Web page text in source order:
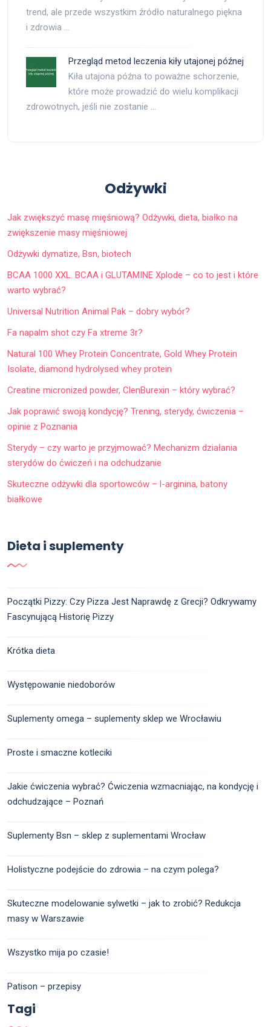
trend, ale przede wszystkim źródło naturalnego piękna
i zdrowia …
Przegląd metod leczenia kiły utajonej późnej
Kiła utajona późna to poważne schorzenie,
które może prowadzić do wielu komplikacji
zdrowotnych, jeśli nie zostanie …
Odżywki
Jak zwiększyć masę mięśniową? Odżywki, dieta, białko na
zwiększenie masy mięśniowej
Odżywki dymatize, Bsn, biotech
BCAA 1000 XXL. BCAA i GLUTAMINE Xplode – co to jest i które
warto wybrać?
Universal Nutrition Animal Pak – dobry wybór?
Fa napalm shot czy Fa xtreme 3r?
Natural 100 Whey Protein Concentrate, Gold Whey Protein
Isolate, diamond hydrolysed whey protein
Creatine micronized powder, ClenBurexin – który wybrać?
Jak poprawić swoją kondycję? Trening, sterydy, ćwiczenia –
opinie z Poznania
Sterydy – czy warto je przyjmować? Mechanizm działania
sterydów do ćwiczeń i na odchudzanie
Skuteczne odżywki dla sportowców – l-arginina, batony
białkowe
Dieta i suplementy
Początki Pizzy: Czy Pizza Jest Naprawdę z Grecji? Odkrywamy
Fascynującą Historię Pizzy
Krótka dieta
Występowanie niedoborów
Suplementy omega – suplementy sklep we Wrocławiu
Proste i smaczne kotleciki
Jakie ćwiczenia wybrać? Ćwiczenia wzmacniając, na kondycję i
odchudzające – Poznań
Suplementy Bsn – sklep z suplementami Wrocław
Holistyczne podejście do zdrowia – na czym polega?
Skuteczne modelowanie sylwetki – jak to zrobić? Redukcja
masy w Warszawie
Wszystko mija po czasie!
Patison – przepisy
Tagi